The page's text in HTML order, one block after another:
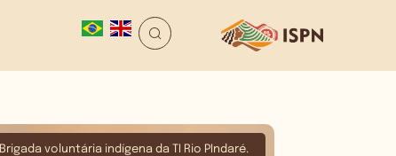
Brigada voluntária indígena da TI Rio PIndaré.